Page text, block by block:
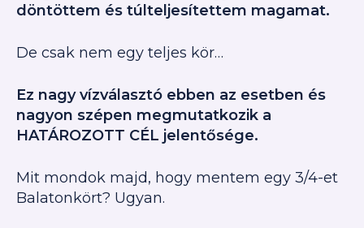
döntöttem és túlteljesítettem magamat.
De csak nem egy teljes kör…
Ez nagy vízválasztó ebben az esetben és
nagyon szépen megmutatkozik a
HATÁROZOTT CÉL jelentősége.
Mit mondok majd, hogy mentem egy 3/4-et
Balatonkört? Ugyan.